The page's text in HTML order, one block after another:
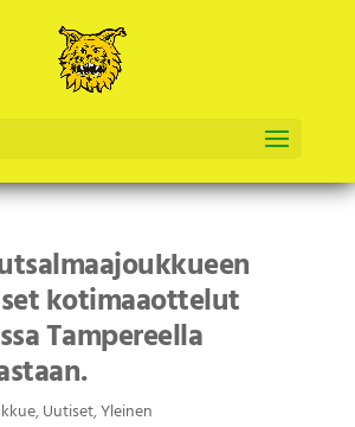
kotimaaottelut
Tampereella
,Uutiset,Yleinen